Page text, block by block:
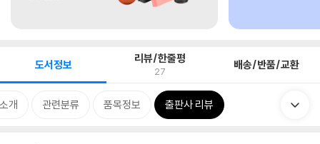
도서정보 리뷰/한줄평
27 배송/반품/교환
개 관련분류 품목정보 출판사 리뷰